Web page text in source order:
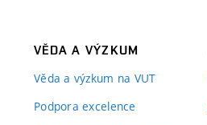
VĚDA A VÝZKUM
Věda a výzkum na VUT
Podpora excelence